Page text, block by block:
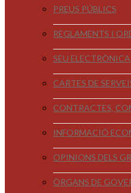
PREUS PÚBLICS
REGLAMENTS I
SEU ELECTRÒNICA
CARTES DE
CONTRACTES,
INFORMACIÓ
OPINIONS DELS
ÒRGANS DE